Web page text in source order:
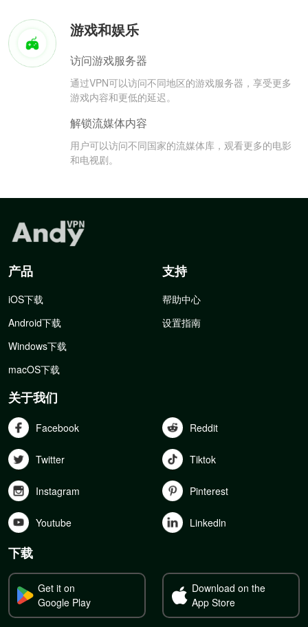
游戏和娱乐
访问游戏服务器
通过VPN可以访问不同地区的游戏服务器，享受更多
游戏内容和更低的延迟。
解锁流媒体内容
用户可以访问不同国家的流媒体库，观看更多的电影
和电视剧。
产品
iOS下载
Android下载
Windows下载
macOS下载
支持
帮助中心
设置指南
关于我们
Facebook Reddit
Twitter Tiktok
Instagram Pinterest
Youtube Linkedln
下载
Get it on
Google Play
Download on the
App Store